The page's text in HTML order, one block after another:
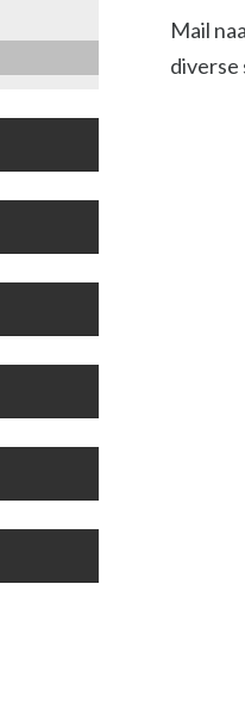
Mail
diverse